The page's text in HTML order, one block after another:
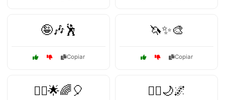
🤪🎶🕺
Copiar
🦄✨🎨
Copiar
🧚‍♀️🌟🌈🎈 🧝‍♂️🌙🌌